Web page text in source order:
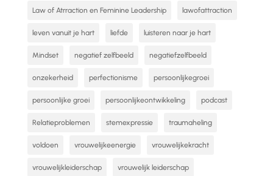
Law of Atrraction en Feminine Leadership lawofattraction
leven vanuit je hart liefde luisteren naar je hart
Mindset negatief zelfbeeld negatiefzelfbeeld
onzekerheid perfectionisme persoonlijkegroei
persoonlijke groei persoonlijkeontwikkeling podcast
Relatieproblemen stemexpressie traumaheling
voldoen vrouwelijkeenergie vrouwelijkekracht
vrouwelijkleiderschap vrouwelijk leiderschap